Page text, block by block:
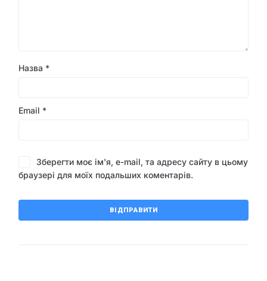
Назва *
Email *
Зберегти моє ім'я, e-mail, та адресу сайту в цьому
браузері для моїх подальших коментарів.